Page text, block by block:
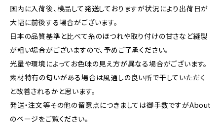
国内に入荷後、検品して発送しておりますが状況により出荷日が
大幅に前後する場合がございます。
日本の品質基準と比べて糸のほつれや取り付けの甘さなど縫製
が粗い場合がございますので、予めご了承ください。
光量や環境によってお色味の見え方が異なる場合がございます。
素材特有の匂いがある場合は風通しの良い所で干していただく
と改善されるかと思います。
発送・注文等その他の留意点につきましては御手数ですがAbout
のページをご覧ください。